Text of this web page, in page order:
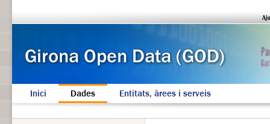
Inici Dades Entitats, àrees i serveis